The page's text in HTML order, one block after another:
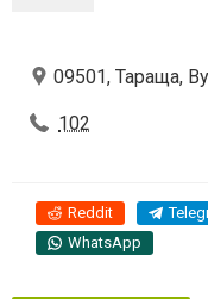
09501, Тараща,
102
Reddit
WhatsApp